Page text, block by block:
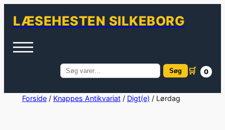
LÆSEHESTEN SILKEBORG
Søg
Søg 🛒 0
SpringForside/ Knappes Antikvariat/ Digt(e) / Lørdag